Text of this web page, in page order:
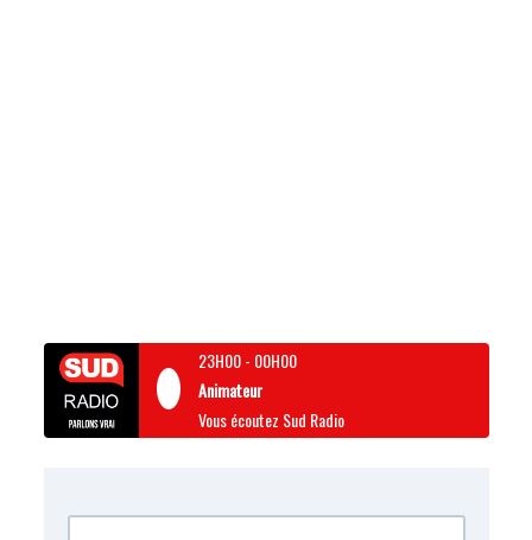
23H00- 00H00
Animateur
Vous écoutez Sud Radio